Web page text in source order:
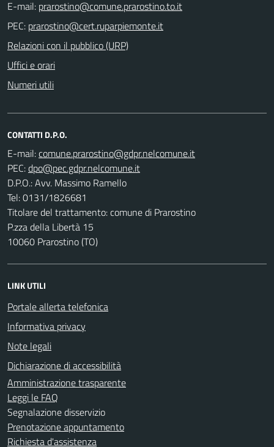
E-mail:
PEC:
Relazioni con il pubblico (URP)
Uffici e orari
Numeri utili
CONTATTI D.P.O.
E-mail:
PEC:
D.P.O.: Avv. Massimo Ramello
Tel: 0131/1826681
Titolare del trattamento: comune di Prarostino
P.zza della Libertà 15
10060 Prarostino (TO)
LINK UTILI
Portale allerta telefonica
Informativa privacy
Note legali
Dichiarazione di accessibilità
Amministrazione trasparente
Leggi le FAQ
Segnalazione disservizio
Prenotazione appuntamento
Richiesta d'assistenza